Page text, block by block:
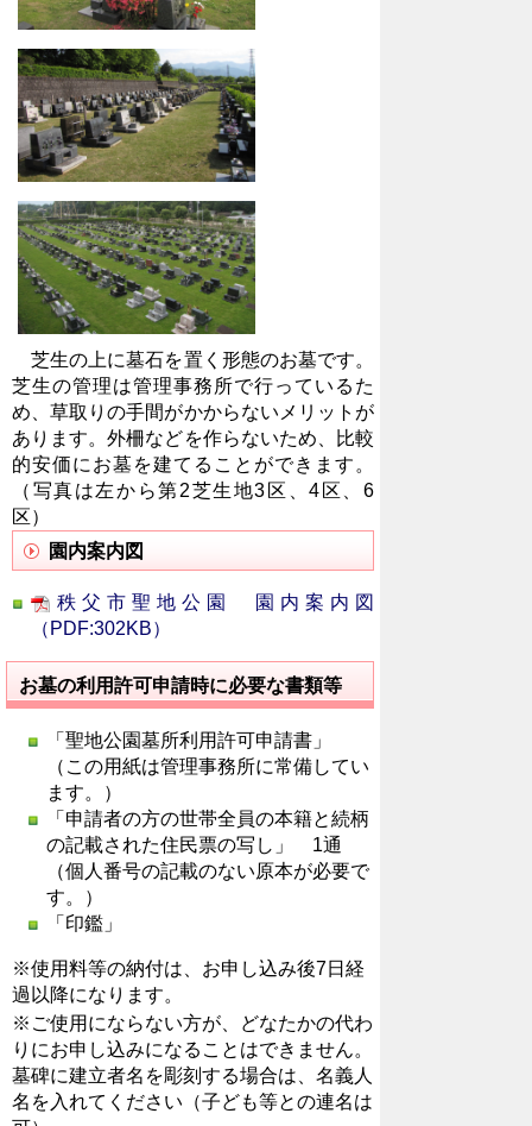
芝生の上に墓石を置く形態のお墓です。
芝生の管理は管理事務所で行っているた
め、草取りの手間がかからないメリットが
あります。外柵などを作らないため、比較
的安価にお墓を建てることができます。
（写真は左から第2芝生地3区、4区、6
区）
園内案内図
秩父市聖地公園 園内案内図
（PDF:302KB）
お墓の利用許可申請時に必要な書類等
「聖地公園墓所利用許可申請書」
（この用紙は管理事務所に常備してい
ます。）
「申請者の方の世帯全員の本籍と続柄
の記載された住民票の写し」 1通
（個人番号の記載のない原本が必要で
す。）
「印鑑」
※使用料等の納付は、お申し込み後7日経
過以降になります。
※ご使用にならない方が、どなたかの代わ
りにお申し込みになることはできません。
墓碑に建立者名を彫刻する場合は、名義人
名を入れてください（子ども等との連名は